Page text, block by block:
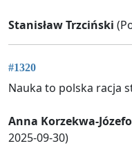
Stanisław Trzciński
#1320
Nauka to polska racja
Anna Korzekwa-
2025-09-30)